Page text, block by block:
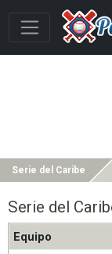
Serie del Caribe
Serie del
Equipo